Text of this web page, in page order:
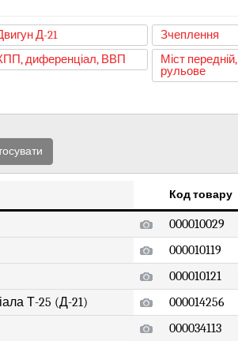
Д-21 Зчеплення
диференціал, ВВП
Міст
рульове
Код товару
000010029
000010119
000010121
Т-25 (Д-21)
000014256
000034113